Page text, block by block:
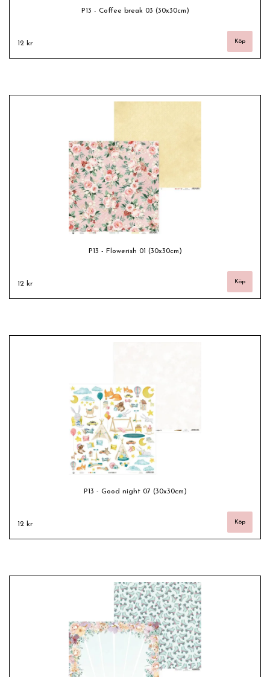
P13 - Coffee break 03 (30x30cm)
12 kr
P13 - Flowerish 01 (30x30cm)
12 kr
P13 - Good night 07 (30x30cm)
12 kr